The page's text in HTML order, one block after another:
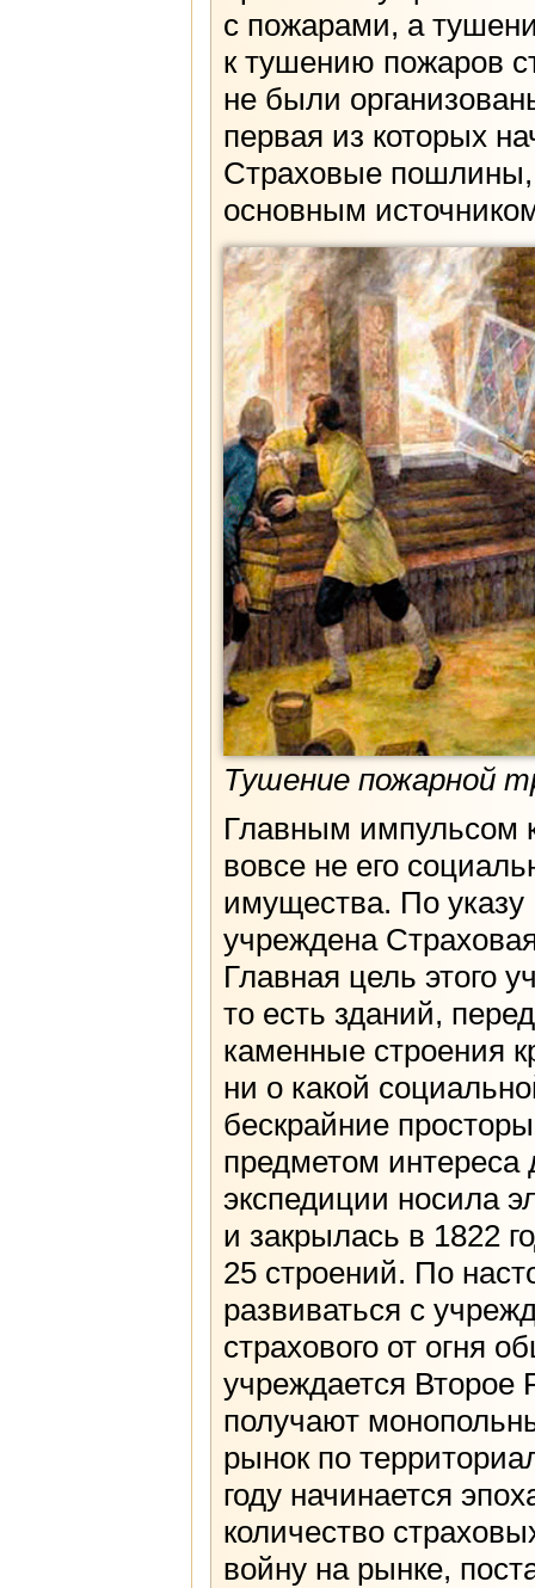
с пожарами, а
к тушению пожаров
не были
первая из которых
Страховые пошлины,
основным
Тушение пожарной
Главным импульсом
вовсе не его
имущества. По
учреждена
Главная цель этого
то есть зданий,
каменные строения
ни о какой
бескрайние
предметом интереса
экспедиции носила
и закрылась в 1822
25 строений. По
развиваться с
страхового от огня
учреждается Второе
получают
рынок по
году начинается
количество
войну на рынке,